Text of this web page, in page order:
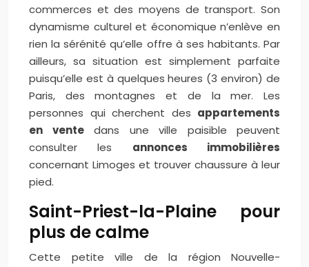
commerces et des moyens de transport. Son
dynamisme culturel et économique n’enlève en
rien la sérénité qu’elle offre à ses habitants. Par
ailleurs, sa situation est simplement parfaite
puisqu’elle est à quelques heures (3 environ) de
Paris, des montagnes et de la mer. Les
personnes qui cherchent des appartements
en ventedans une ville paisible peuvent
consulter les annonces immobilières
concernant Limoges et trouver chaussure à leur
pied.
Saint-Priest-la-Plaine pour
plus de calme
Cette petite ville de la région Nouvelle-